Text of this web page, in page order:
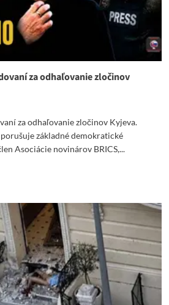
za odhaľovanie zločinov
za odhaľovanie zločinov Kyjeva.
základné demokratické
Asociácie novinárov BRICS,...